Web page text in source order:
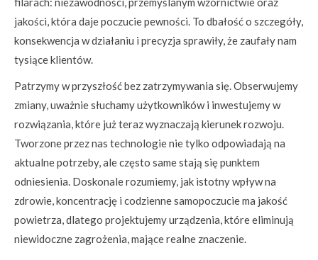
jakości, która daje poczucie pewności. To dbałość o szczegóły,
konsekwencja w działaniu i precyzja sprawiły, że zaufały nam
tysiące klientów.
Patrzymy w przyszłość bez zatrzymywania się. Obserwujemy
zmiany, uważnie słuchamy użytkowników i inwestujemy w
rozwiązania, które już teraz wyznaczają kierunek rozwoju.
Tworzone przez nas technologie nie tylko odpowiadają na
aktualne potrzeby, ale często same stają się punktem
odniesienia. Doskonale rozumiemy, jak istotny wpływ na
zdrowie, koncentrację i codzienne samopoczucie ma jakość
powietrza, dlatego projektujemy urządzenia, które eliminują
niewidoczne zagrożenia, mające realne znaczenie.